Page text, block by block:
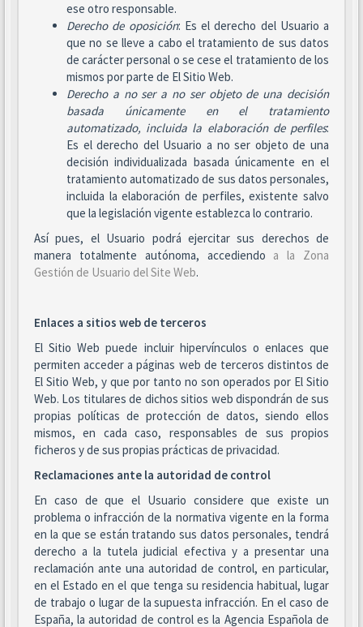
ese otro responsable.
Derecho de oposición: Es el derecho del Usuario a
que no se lleve a cabo el tratamiento de sus datos
de carácter personal o se cese el tratamiento de los
mismos por parte de El Sitio Web.
Derecho a no ser a no ser objeto de una decisión
basada únicamente en el tratamiento
automatizado, incluida la elaboración de perfiles:
Es el derecho del Usuario a no ser objeto de una
decisión individualizada basada únicamente en el
tratamiento automatizado de sus datos personales,
incluida la elaboración de perfiles, existente salvo
que la legislación vigente establezca lo contrario.
Así pues, el Usuario podrá ejercitar sus derechos de
manera totalmente autónoma, accediendo a la Zona
Gestión de Usuario del Site Web.
Enlaces a sitios web de terceros
El Sitio Web puede incluir hipervínculos o enlaces que
permiten acceder a páginas web de terceros distintos de
El Sitio Web, y que por tanto no son operados por El Sitio
Web. Los titulares de dichos sitios web dispondrán de sus
propias políticas de protección de datos, siendo ellos
mismos, en cada caso, responsables de sus propios
ficheros y de sus propias prácticas de privacidad.
Reclamaciones ante la autoridad de control
En caso de que el Usuario considere que existe un
problema o infracción de la normativa vigente en la forma
en la que se están tratando sus datos personales, tendrá
derecho a la tutela judicial efectiva y a presentar una
reclamación ante una autoridad de control, en particular,
en el Estado en el que tenga su residencia habitual, lugar
de trabajo o lugar de la supuesta infracción. En el caso de
España, la autoridad de control es la Agencia Española de